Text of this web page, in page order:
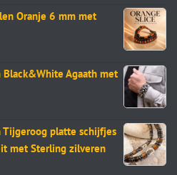
Oranje 6 mm met
Agaath met
Tijgeroog platte schijfjes
met Sterling zilveren